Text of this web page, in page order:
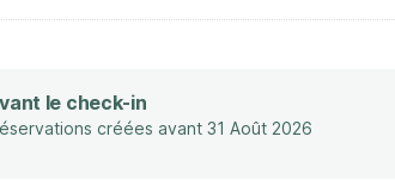
le check-in
créées avant 31 Août 2026